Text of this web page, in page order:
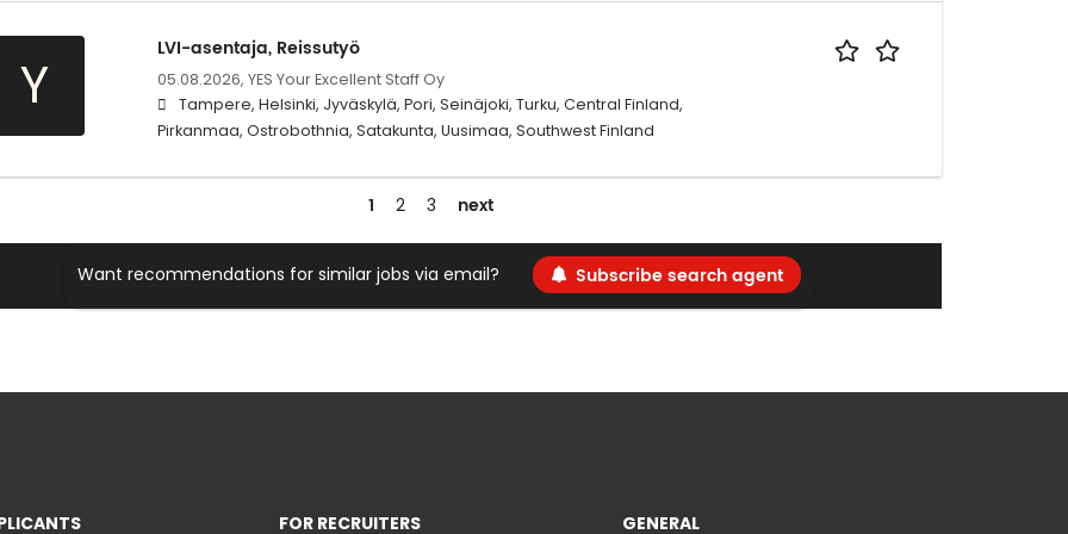
Y
LVI-asentaja, Reissutyö
05.08.2026, YES Your Excellent Staff Oy
Tampere, Helsinki, Jyväskylä, Pori, Seinäjoki, Turku, Central Finland,
Pirkanmaa, Ostrobothnia, Satakunta, Uusimaa, Southwest Finland
1 2 3 next
Want recommendations for similar jobs via email? Subscribe search agent
FOR RECRUITERS GENERAL